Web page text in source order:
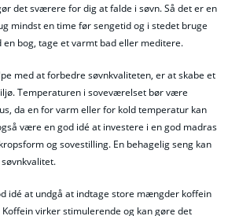
det sværere for dig at falde i søvn. Så det er en
mindst en time før sengetid og i stedet bruge
en bog, tage et varmt bad eller meditere.
med at forbedre søvnkvaliteten, er at skabe et
Temperaturen i soveværelset bør være
da en for varm eller for kold temperatur kan
være en god idé at investere i en god madras
og sovestilling. En behagelig seng kan
idé at undgå at indtage store mængder koffein
virker stimulerende og kan gøre det